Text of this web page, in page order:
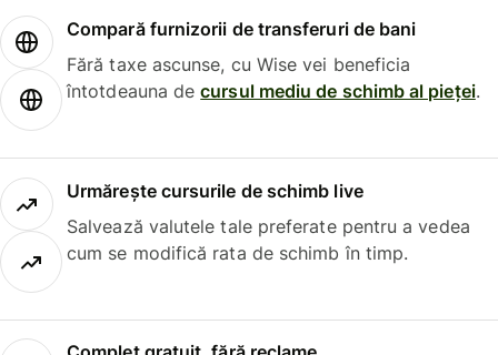
Compară furnizorii de transferuri de bani
Fără taxe ascunse, cu Wise vei beneficia
întotdeauna decursul mediu de schimb al pieței.
Urmărește cursurile de schimb live
Salvează valutele tale preferate pentru a vedea
cum se modifică rata de schimb în timp.